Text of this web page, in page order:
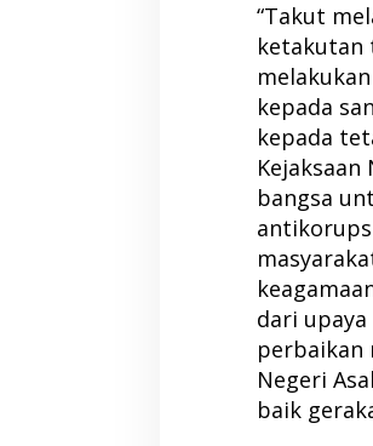
“Takut
ketakutan
kepada
kepada
bangsa
dari
perbaikan
Negeri
baik